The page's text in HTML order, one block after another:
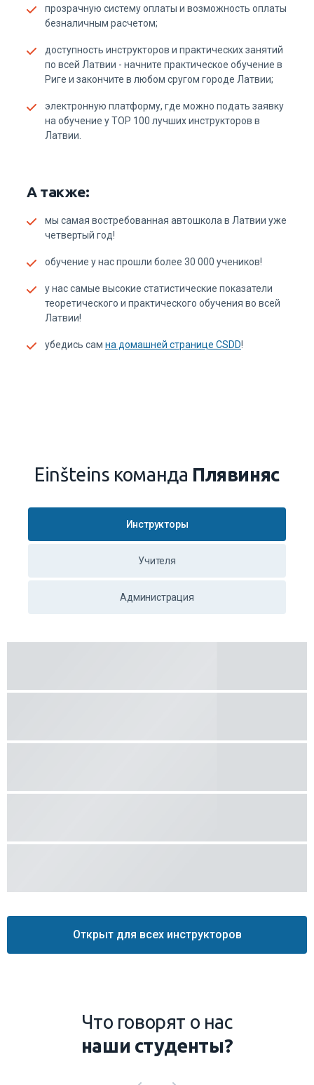
прозрачную систему оплаты и возможность оплаты
безналичным расчетом;
доступность инструкторов и практических занятий
по всей Латвии - начните практическое обучение в
Риге и закончите в любом cругом городе Латвии;
электронную платформу, где можно подать заявку
на обучение у ТОР 100 лучших инструкторов в
Латвии.
А также:
мы самая востребованная автошкола в Латвии уже
четвертый год!
обучение у нас прошли более 30 000 учеников!
у нас самые высокие статистические показатели
теоретического и практического обучения во всей
Латвии!
убедись сам на домашней странице CSDD!
Einšteins команда Плявиняс
Инструкторы
Учителя
Администрация
Открыт для всех инструкторов
Что говорят о нас
наши студенты?